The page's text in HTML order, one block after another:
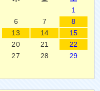
1
6 7
8
13 14
15
20 21
22
27 28
29